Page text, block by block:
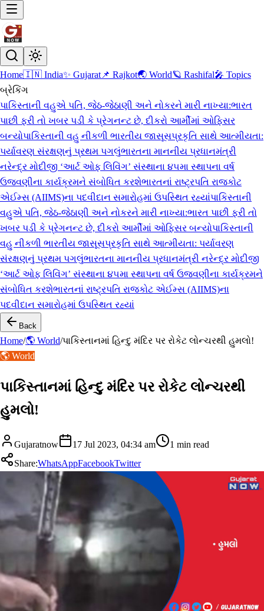
Home🇮🇳 India✨ Gujarat 📌 Rajkot🌏 World🪐 Rashifal🎤 Topics
બ્રેકિંગ
પાકિસ્તાની વહુએ પતિ, જેઠ-જેઠાણી અને નોકરને મારી નાખ્યા:ભારત
પાછી ફરી તો ખબર પડી કે પ્રેગનન્ટ છે, દીકરો આર્મીમાં ઓફિસર
બન્યોપાકિસ્તાની વહુ નીકળી ભારતીય જાસૂસપ્રકૃતિ સાથે આત્મીયતા:
પર્યાવરણ સંરક્ષણનું પ્રથમ પગલુંભારતના માનનીય પ્રધાનમંત્રી
નરેન્દ્ર મોદીજી ‘આર્ટ ઓફ લિવિંગ’ સંસ્થાના ૪૫મા સ્થાપના વર્ષ
ઉજવણીના કાર્યક્રમને સંબોધિત કરશેભારતનાં રાષ્ટ્રપતિ રાજકોટ
એઈમ્સ (AIIMS)ના પદવીદાન સમારોહમાં ઉપસ્થિત રહ્યાંપાકિસ્તાની
વહુએ પતિ, જેઠ-જેઠાણી અને નોકરને મારી નાખ્યા:ભારત પાછી ફરી તો
ખબર પડી કે પ્રેગનન્ટ છે, દીકરો આર્મીમાં ઓફિસર બન્યોપાકિસ્તાની
વહુ નીકળી ભારતીય જાસૂસપ્રકૃતિ સાથે આત્મીયતા: પર્યાવરણ
સંરક્ષણનું પ્રથમ પગલુંભારતના માનનીય પ્રધાનમંત્રી નરેન્દ્ર મોદીજી
‘આર્ટ ઓફ લિવિંગ’ સંસ્થાના ૪૫મા સ્થાપના વર્ષ ઉજવણીના કાર્યક્રમને
સંબોધિત કરશેભારતનાં રાષ્ટ્રપતિ રાજકોટ એઈમ્સ (AIIMS)ના
પદવીદાન સમારોહમાં ઉપસ્થિત રહ્યાં
Back
Home/🌎 World/પાકિસ્તાનમાં હિન્દુ મંદિર પર રોકેટ લોન્ચરથી હુમલો!
🌎 World
પાકિસ્તાનમાં હિન્દુ મંદિર પર રોકેટ લોન્ચરથી
હુમલો!
Gujaratnow 17 Jul 2023, 04:34 am 1 min read
Share:WhatsAppFacebookTwitter